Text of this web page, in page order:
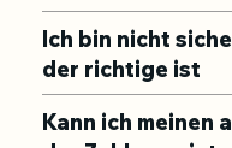
Ich bin nicht
der richtige ist
Kann ich meinen